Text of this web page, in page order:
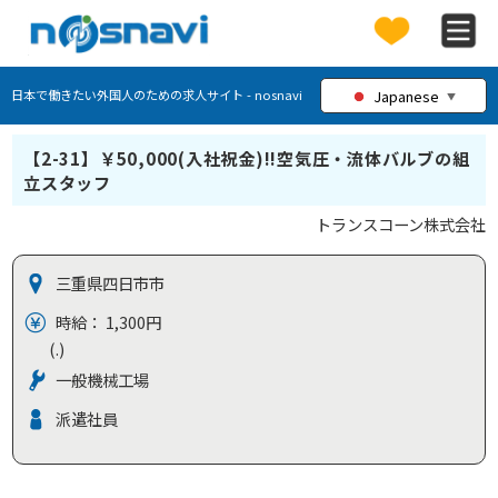
日本で働きたい外国人のための求人サイト - nosnavi Japanese ▼
【2-31】￥50,000(入社祝金)!!空気圧・流体バルブの組
立スタッフ
トランスコーン株式会社
三重県四日市市
時給： 1,300円
(.)
一般機械工場
派遣社員